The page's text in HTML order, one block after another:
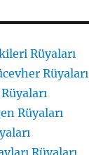
Rüyaları
Rüyaları
Rüyaları
Rüyaları